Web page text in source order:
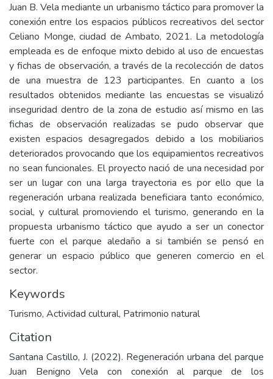
Juan B. Vela mediante un urbanismo táctico para promover la
conexión entre los espacios públicos recreativos del sector
Celiano Monge, ciudad de Ambato, 2021. La metodología
empleada es de enfoque mixto debido al uso de encuestas
y fichas de observación, a través de la recolección de datos
de una muestra de 123 participantes. En cuanto a los
resultados obtenidos mediante las encuestas se visualizó
inseguridad dentro de la zona de estudio así mismo en las
fichas de observación realizadas se pudo observar que
existen espacios desagregados debido a los mobiliarios
deteriorados provocando que los equipamientos recreativos
no sean funcionales. El proyecto nació de una necesidad por
ser un lugar con una larga trayectoria es por ello que la
regeneración urbana realizada beneficiara tanto económico,
social, y cultural promoviendo el turismo, generando en la
propuesta urbanismo táctico que ayudo a ser un conector
fuerte con el parque aledaño a si también se pensó en
generar un espacio público que generen comercio en el
sector.
Keywords
Turismo, Actividad cultural, Patrimonio natural
Citation
Santana Castillo, J. (2022). Regeneración urbana del parque
Juan Benigno Vela con conexión al parque de los